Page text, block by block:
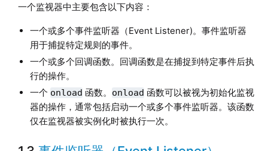
一个监视器中主要包含以下内容：
一个或多个事件监听器（Event Listener)。事件监听器
用于捕捉特定规则的事件。
一个或多个回调函数。回调函数是在捕捉到特定事件后执
行的操作。
一个 onload 函数。 onload 函数可以被视为初始化监视
器的操作，通常包括启动一个或多个事件监听器。该函数
仅在监视器被实例化时被执行一次。